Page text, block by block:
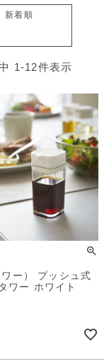
新着順
1 -12件表示
ー） プッシュ式
ワー ホワイト